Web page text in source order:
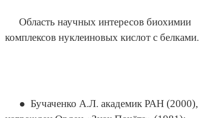
Область научных интересов биохимии
комплексов нуклеиновых кислот с белками.
● Бучаченко А.Л. академик РАН (2000),